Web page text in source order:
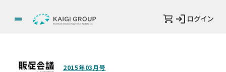
ログイン
2015年03月号